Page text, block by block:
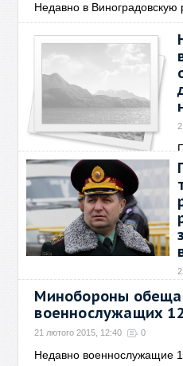
Недавно в Виноградовскую
Минобороны
военнослужащих
21 лютого 2015, 12:40 0
Недавно военнослужащие